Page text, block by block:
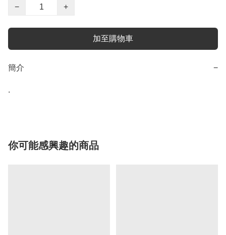
−
+
加至購物車
簡介 −
.
你可能感興趣的商品